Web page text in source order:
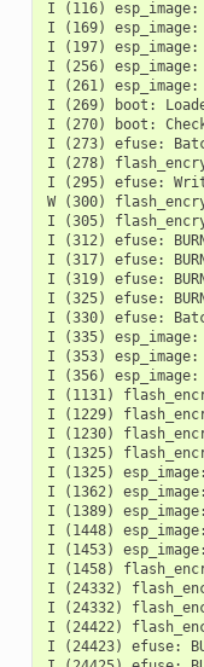
I (116) esp_image:
I (169) esp_image:
I (197) esp_image:
I (256) esp_image:
I (261) esp_image:
I (269) boot:
I (270) boot:
I (273) efuse:
I (278)
I (295) efuse:
W (300)
I (305)
I (312) efuse: BURN
I (317) efuse:
I (319) efuse: BURN
I (325) efuse:
I (330) efuse:
I (335) esp_image:
I (353) esp_image:
I (356) esp_image:
I (1131)
I (1229)
I (1230)
I (1325)
I (1325)
I (1362)
I (1389)
I (1448)
I (1453)
I (1458)
I (24332)
I (24332)
I (24422)
I (24423) efuse: